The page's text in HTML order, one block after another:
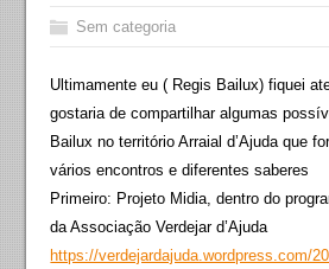
Sem categoria
Ultimamente eu ( Regis Bailux) fiquei
gostaria de compartilhar algumas
Bailux no território Arraial d’Ajuda que
vários encontros e diferentes saberes
Primeiro: Projeto Midia, dentro do
da Associação Verdejar d’Ajuda
https://verdejardajuda.wordpress.com/